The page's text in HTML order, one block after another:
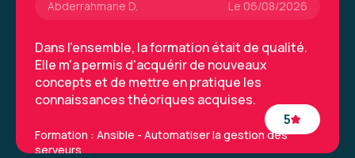
Abderrahmane D. Le 06/08/2026
5
Dans l'ensemble, la formation était de qualité.
Elle m'a permis d'acquérir de nouveaux
concepts et de mettre en pratique les
connaissances théoriques acquises.
Formation : Ansible - Automatiser la gestion des
serveurs